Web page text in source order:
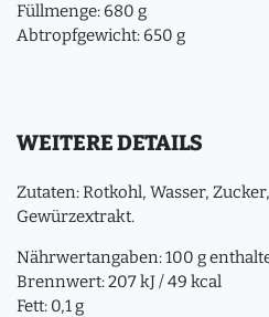
Füllmenge: 680 g
Abtropfgewicht: 650 g
WEITERE DETAILS
Zutaten: Rotkohl, Wasser,
Gewürzextrakt.
Nährwertangaben: 100 g
Brennwert: 207 kJ / 49 kcal
Fett: 0,1 g